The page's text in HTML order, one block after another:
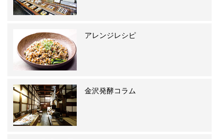
アレンジレシピ
金沢発酵コラム